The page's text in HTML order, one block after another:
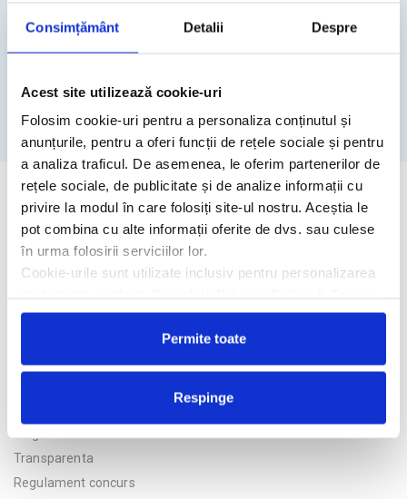
Consimțământ Detalii Despre
Acest site utilizează cookie-uri
Folosim cookie-uri pentru a personaliza conținutul și
anunțurile, pentru a oferi funcții de rețele sociale și pentru
a analiza traficul. De asemenea, le oferim partenerilor de
rețele sociale, de publicitate și de analize informații cu
privire la modul în care folosiți site-ul nostru. Aceștia le
pot combina cu alte informații oferite de dvs. sau culese
în urma folosirii serviciilor lor.
Cookie-urile sunt utilizate inclusiv pentru personalizarea
Permite toate
Respinge
Agentia Travel Matters este asigurata la Omniasig cu Polita
Licenta de turism Asigurare
Transparenta
Regulament concurs